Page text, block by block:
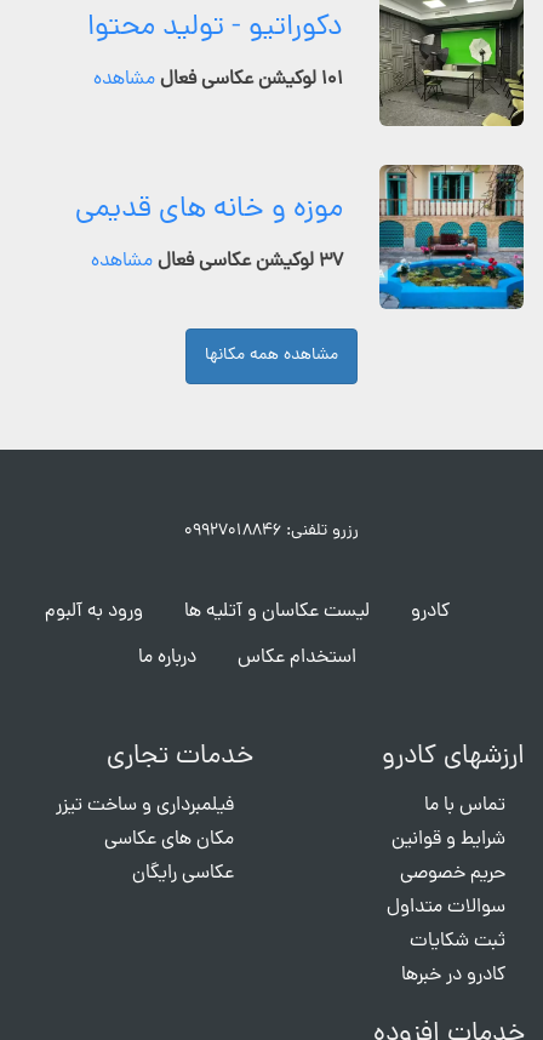
دکوراتیو - تولید محتوا
۱۰۱ لوکیشن عکاسی فعال مشاهده
موزه و خانه های قدیمی
۳۷ لوکیشن عکاسی فعال مشاهده
مشاهده همه مکانها
رزرو تلفنی: ۰۹۹۲۷۰۱۸۸۴۶
کادرو لیست عکاسان و آتلیه ها
ورود به آلبوم
استخدام عکاس
درباره ما
ارزشهای کادرو
تماس با ما
شرایط و قوانین
حریم خصوصی
سوالات متداول
ثبت شکایات
کادرو در خبرها
خدمات تجاری
فیلمبرداری و ساخت تیزر
مکان های عکاسی
عکاسی رایگان